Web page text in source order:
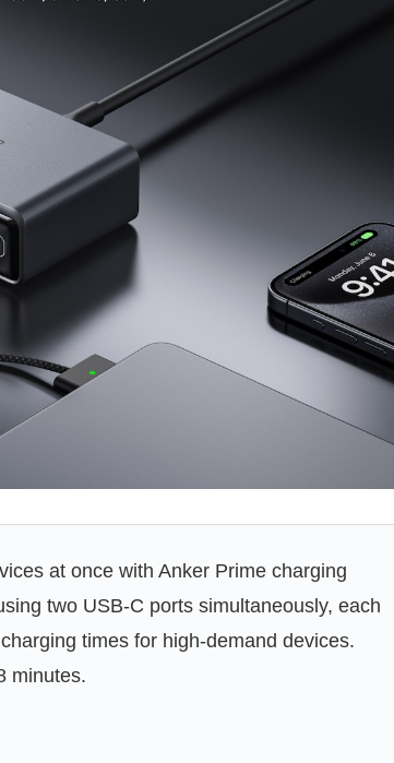
at once with Anker Prime charging
two USB-C ports simultaneously, each
times for high-demand devices.
minutes.